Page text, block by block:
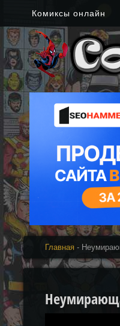
Комиксы онлайн
Главная -